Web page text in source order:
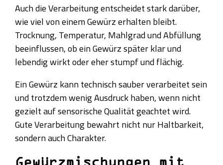
Auch die Verarbeitung entscheidet stark darüber,
wie viel von einem Gewürz erhalten bleibt.
Trocknung, Temperatur, Mahlgrad und Abfüllung
beeinflussen, ob ein Gewürz später klar und
lebendig wirkt oder eher stumpf und flächig.
Ein Gewürz kann technisch sauber verarbeitet sein
und trotzdem wenig Ausdruck haben, wenn nicht
gezielt auf sensorische Qualität geachtet wird.
Gute Verarbeitung bewahrt nicht nur Haltbarkeit,
sondern auch Charakter.
Gewürzmischungen mit